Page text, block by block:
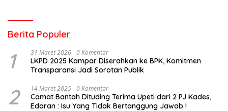
Berita Populer
1 31 Maret 2026 0 Komentar
LKPD 2025 Kampar Diserahkan ke BPK, Komitmen
Transparansi Jadi Sorotan Publik
2 14 Maret 2025 0 Komentar
Camat Bantah Dituding Terima Upeti dari 2 PJ Kades,
Edaran : Isu Yang Tidak Bertanggung Jawab !